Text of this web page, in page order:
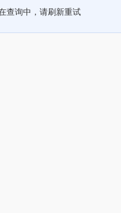
查询中，请刷新重试